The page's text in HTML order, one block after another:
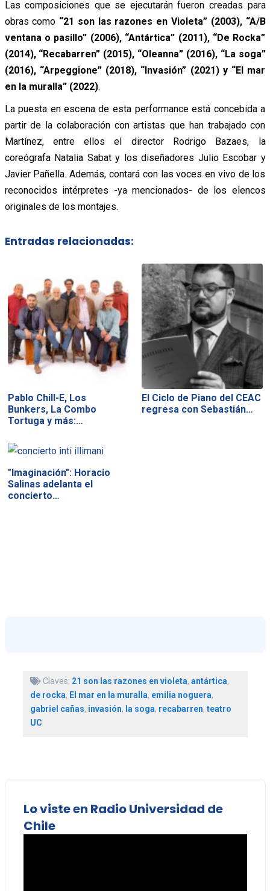
Las composiciones que se ejecutarán fueron creadas para
obras como “21 son las razones en Violeta” (2003), “A/B
ventana o pasillo” (2006), “Antártica” (2011), “De Rocka”
(2014), “Recabarren” (2015), “Oleanna” (2016), “La soga”
(2016), “Arpeggione” (2018), “Invasión” (2021) y “El mar
en la muralla” (2022).
La puesta en escena de esta performance está concebida a
partir de la colaboración con artistas que han trabajado con
Martínez, entre ellos el director Rodrigo Bazaes, la
coreógrafa Natalia Sabat y los diseñadores Julio Escobar y
Javier Pañella. Además, contará con las voces en vivo de los
reconocidos intérpretes -ya mencionados- de los elencos
originales de los montajes.
Entradas relacionadas:
Pablo Chill-E, Los
Bunkers, La Combo
Tortuga y más:…
El Ciclo de Piano del CEAC
regresa con Sebastián…
"Imaginación": Horacio
Salinas adelanta el
concierto…
Claves: 21 son las razones en violeta, antártica,
de rocka, El mar en la muralla, emilia noguera,
gabriel cañas, invasión, la soga, recabarren, teatro
UC
Lo viste en Radio Universidad de
Chile